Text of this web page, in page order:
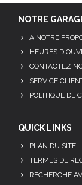
NOTRE
A NOTRE
HEURES
CONTACTEZ
SERVICE
POLITIQUE DE
QUICK LINKS
PLAN DU SITE
TERMES DE
RECHERCHE